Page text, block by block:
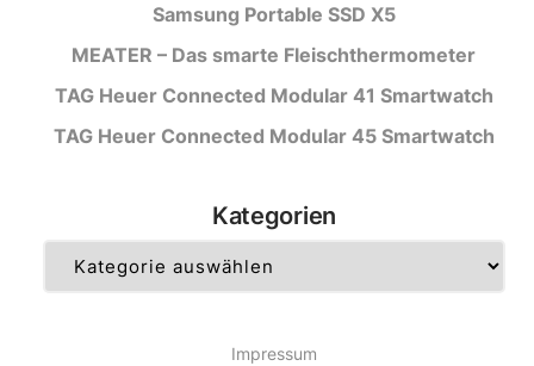
Samsung Portable SSD X5
MEATER – Das smarte Fleischthermometer
TAG Heuer Connected Modular 41 Smartwatch
TAG Heuer Connected Modular 45 Smartwatch
Kategorien
Impressum